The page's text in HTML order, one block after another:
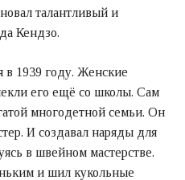
талантливый и
Кендзо.
в 1939 году. Женские
его ещё со школы. Сам
многодетной семьи. Он
И создавал наряды для
в швейном мастерстве.
и шил кукольные